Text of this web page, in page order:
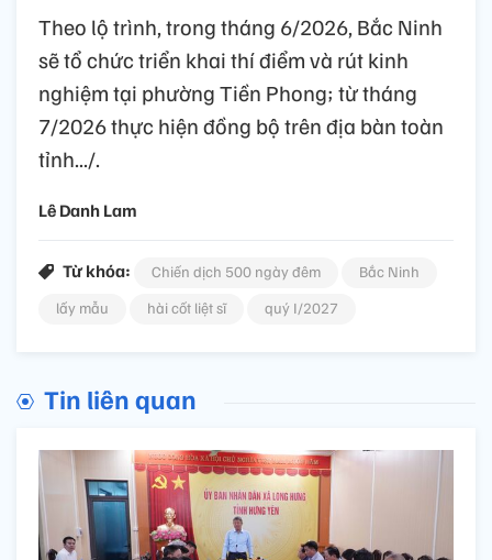
Theo lộ trình, trong tháng 6/2026, Bắc Ninh
sẽ tổ chức triển khai thí điểm và rút kinh
nghiệm tại phường Tiền Phong; từ tháng
7/2026 thực hiện đồng bộ trên địa bàn toàn
tỉnh.../.
Lê Danh Lam
Từ khóa: Chiến dịch 500 ngày đêm
Bắc Ninh
lấy mẫu
hài cốt liệt sĩ quý I/2027
Tin liên quan